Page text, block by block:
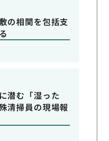
の相関を包括支
潜む「湿った
清掃員の現場報